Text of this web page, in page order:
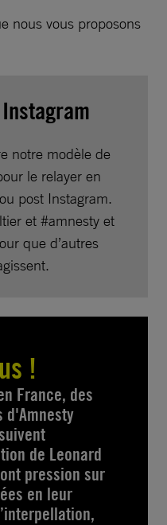
nous vous proposons
notre modèle de
le relayer en
post Instagram.
et #amnesty et
que d’autres
!
France, des
de Leonard
pression sur
en leur